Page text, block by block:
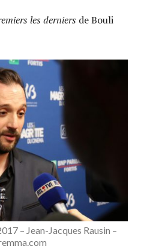
les derniers de Bouli
– Jean-Jacques Rausin –